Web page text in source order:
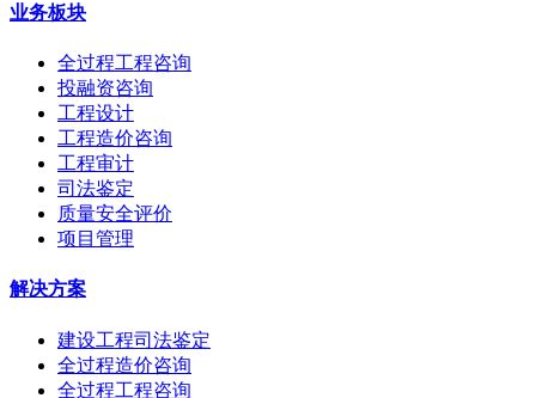
业务板块
全过程工程咨询
投融资咨询
工程设计
工程造价咨询
工程审计
司法鉴定
质量安全评价
项目管理
解决方案
建设工程司法鉴定
全过程造价咨询
全过程工程咨询